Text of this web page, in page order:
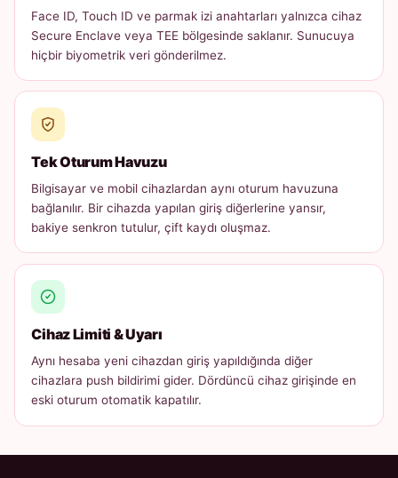
Face ID, Touch ID ve parmak izi anahtarları yalnızca cihaz
Secure Enclave veya TEE bölgesinde saklanır. Sunucuya
hiçbir biyometrik veri gönderilmez.
Tek Oturum Havuzu
Bilgisayar ve mobil cihazlardan aynı oturum havuzuna
bağlanılır. Bir cihazda yapılan giriş diğerlerine yansır,
bakiye senkron tutulur, çift kaydı oluşmaz.
Cihaz Limiti & Uyarı
Aynı hesaba yeni cihazdan giriş yapıldığında diğer
cihazlara push bildirimi gider. Dördüncü cihaz girişinde en
eski oturum otomatik kapatılır.